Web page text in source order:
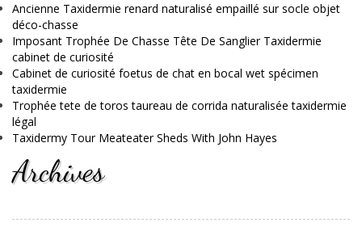
Ancienne Taxidermie renard naturalisé empaillé sur socle objet
déco-chasse
Imposant Trophée De Chasse Tête De Sanglier Taxidermie
cabinet de curiosité
Cabinet de curiosité foetus de chat en bocal wet spécimen
taxidermie
Trophée tete de toros taureau de corrida naturalisée taxidermie
légal
Taxidermy Tour Meateater Sheds With John Hayes
Archives